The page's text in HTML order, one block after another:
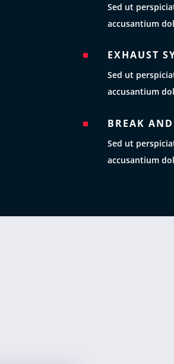
Sed ut
accusantium
^ EXHAUST
Sed ut
accusantium
^ BREAK
Sed ut
accusantium